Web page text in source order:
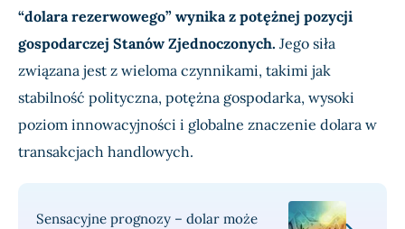
“dolara rezerwowego” wynika z potężnej pozycji
gospodarczej Stanów Zjednoczonych. Jego siła
związana jest z wieloma czynnikami, takimi jak
stabilność polityczna, potężna gospodarka, wysoki
poziom innowacyjności i globalne znaczenie dolara w
transakcjach handlowych.
Sensacyjne prognozy – dolar może